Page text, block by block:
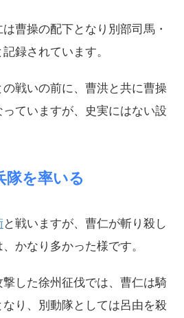
曹操の配下となり別部司馬・
録されています。
の戦いの前に、曹洪と共に曹操
ていますが、史実にはない設
隊を率いる
と戦いますが、曹仁が斬り殺し
かなり多かった様です。
撃した徐州征伐では、曹仁は騎
り、別動隊としては呂由を殺